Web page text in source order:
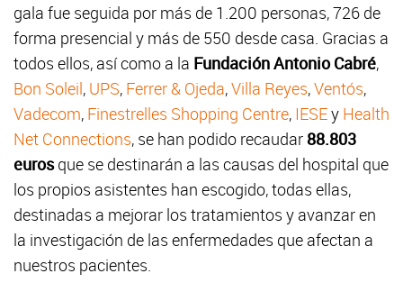
gala fue seguida por más de 1.200 personas, 726 de
forma presencial y más de 550 desde casa. Gracias a
todos ellos, así como a la Fundación Antonio Cabré,
Bon Soleil, UPS, Ferrer & Ojeda,Villa Reyes,Ventós,
Vadecom, Finestrelles Shopping Centre, IESEy Health
Net Connections, se han podido recaudar 88.803
eurosque se destinarán a las causas del hospital que
los propios asistentes han escogido, todas ellas,
destinadas a mejorar los tratamientos y avanzar en
la investigación de las enfermedades que afectan a
nuestros pacientes.